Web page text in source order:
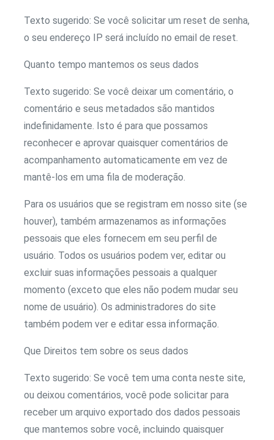
Texto sugerido: Se você solicitar um reset de senha,
o seu endereço IP será incluído no email de reset.
Quanto tempo mantemos os seus dados
Texto sugerido: Se você deixar um comentário, o
comentário e seus metadados são mantidos
indefinidamente. Isto é para que possamos
reconhecer e aprovar quaisquer comentários de
acompanhamento automaticamente em vez de
mantê-los em uma fila de moderação.
Para os usuários que se registram em nosso site (se
houver), também armazenamos as informações
pessoais que eles fornecem em seu perfil de
usuário. Todos os usuários podem ver, editar ou
excluir suas informações pessoais a qualquer
momento (exceto que eles não podem mudar seu
nome de usuário). Os administradores do site
também podem ver e editar essa informação.
Que Direitos tem sobre os seus dados
Texto sugerido: Se você tem uma conta neste site,
ou deixou comentários, você pode solicitar para
receber um arquivo exportado dos dados pessoais
que mantemos sobre você, incluindo quaisquer